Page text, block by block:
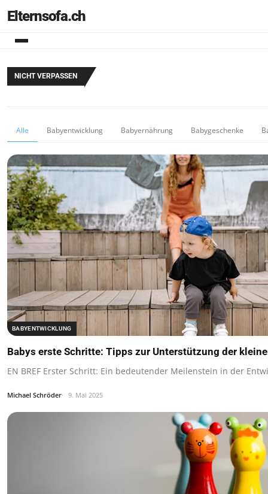
Elternsofa.ch
NICHT VERPASSEN
Alle Babyentwicklung Babyernährung Babygeschenke
BABYENTWICKLUNG
Babys erste Schritte: Tipps zur Unterstützung der
EN BREF Erster Schritt: Ein bedeutender Meilenstein in der
Michael Schröder 9. Mai 2025